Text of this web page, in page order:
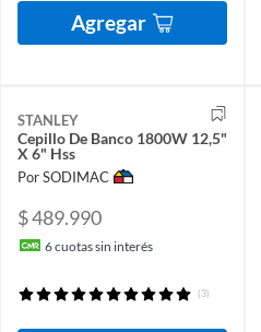
Agregar
STANLEY
Cepillo De Banco 1800W 12,5"
X 6" Hss
Por SODIMAC
$ 489.990
6cuotas sin interés
(3)